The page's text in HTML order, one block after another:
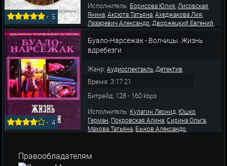
- 5
Исполнитель: Борисова Юлия,Лисовская
Янина,Аксюта Татьяна,Ахеджакова Лия,
Лазаревич Александр,Дворжецкий Евгений,
Вольф,Локтев Алексей,Гейхман Марк,
Быков Александр
-4
Буало-Нарсежак - Волчицы. Жизнь
вдребезги
Жанр:Аудиоспектакль,Детектив
Время: 3:17:21
Битрейд: 128 - 160 kbps
Исполнитель: Кулагин Леонид, Юшко
Герман, Покровская Алина,Сирина Ольга,
Махова Татьяна, Быков Александр,
Правообладателям